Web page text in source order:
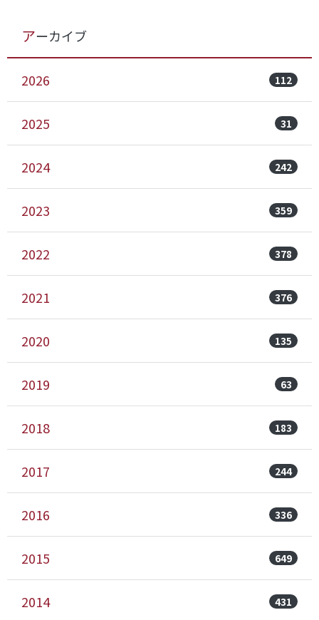
アーカイブ
2026 112
2025 31
2024 242
2023 359
2022 378
2021 376
2020 135
2019 63
2018 183
2017 244
2016 336
2015 649
2014 431